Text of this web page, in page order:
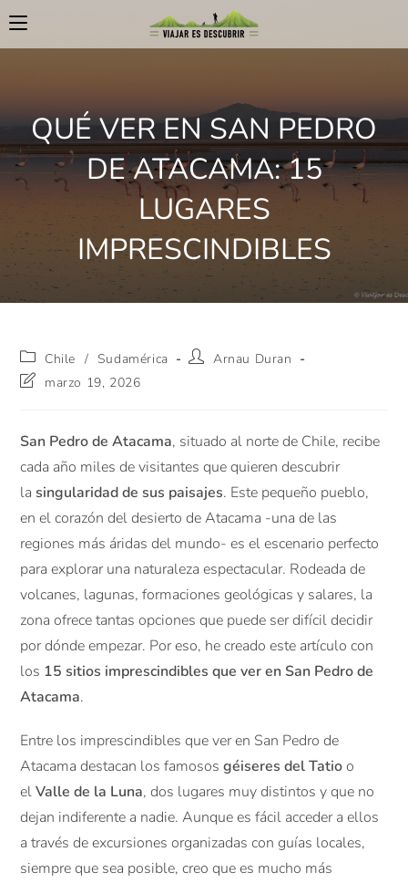
QUÉ VER EN SAN PEDRO
DE ATACAMA: 15
LUGARES
IMPRESCINDIBLES
Chile / Sudamérica
Arnau Duran
marzo 19, 2026
San Pedro de Atacama, situado al norte de Chile, recibe
cada año miles de visitantes que quieren descubrir
lasingularidad de sus paisajes. Este pequeño pueblo,
en el corazón del desierto de Atacama -una de las
regiones más áridas del mundo- es el escenario perfecto
para explorar una naturaleza espectacular. Rodeada de
volcanes, lagunas, formaciones geológicas y salares, la
zona ofrece tantas opciones que puede ser difícil decidir
por dónde empezar. Por eso, he creado este artículo con
los 15 sitios imprescindibles que ver en San Pedro de
Atacama.
Entre los imprescindibles que ver en San Pedro de
Atacama destacan los famososgéiseres del Tatioo
elValle de la Luna, dos lugares muy distintos y que no
dejan indiferente a nadie. Aunque es fácil acceder a ellos
a través de excursiones organizadas con guías locales,
siempre que sea posible, creo que es mucho más